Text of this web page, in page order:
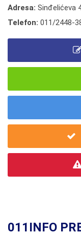
Adresa: Sinđelićeva
Telefon: 011/2448-
011INFO